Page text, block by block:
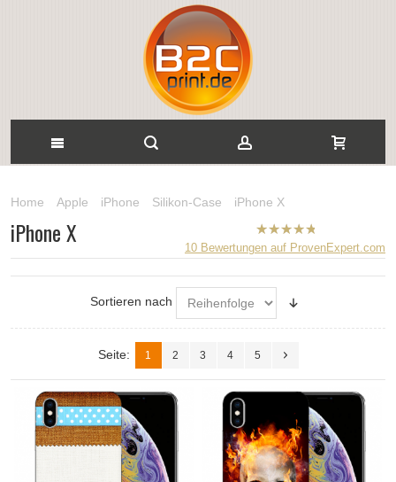
Home Apple iPhone Silikon-Case iPhone X
B2CPrint
hat5von
5
Sternen |
10 Bewertungen auf ProvenExpert.com
iPhone X
Sortieren nach
Seite: 1 2 3 4 5